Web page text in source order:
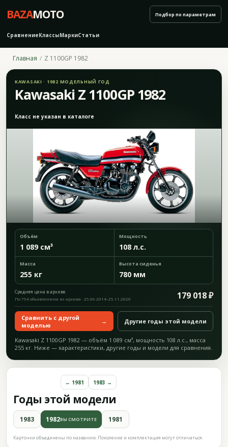
BAZAMOTO
СравнениеКлассыМаркиСтатьи
Подбор по параметрам
Главная Z 1100GP 1982
KAWASAKI · 1982 МОДЕЛЬНЫЙ ГОД
Kawasaki Z 1100GP 1982
Класс не указан в каталоге
Объём
1 089 см³
Мощность
108 л.с.
Масса
255 кг
Высота сиденья
780 мм
Средняя цена в архиве 179 018 ₽
По 754 объявлениям из архива · 25.06.2014–25.11.2020
Сравнить с другой
моделью
→ Другие годы этой модели
Kawasaki Z 1100GP 1982 — объём 1 089 см³, мощность 108 л.с., масса
255 кг. Ниже — характеристики, другие годы и модели для сравнения.
Годы этой модели
← 1981 1983 →
1983 1982ВЫ СМОТРИТЕ 1981
Карточки объединены по названию. Поколение и комплектация могут отличаться.